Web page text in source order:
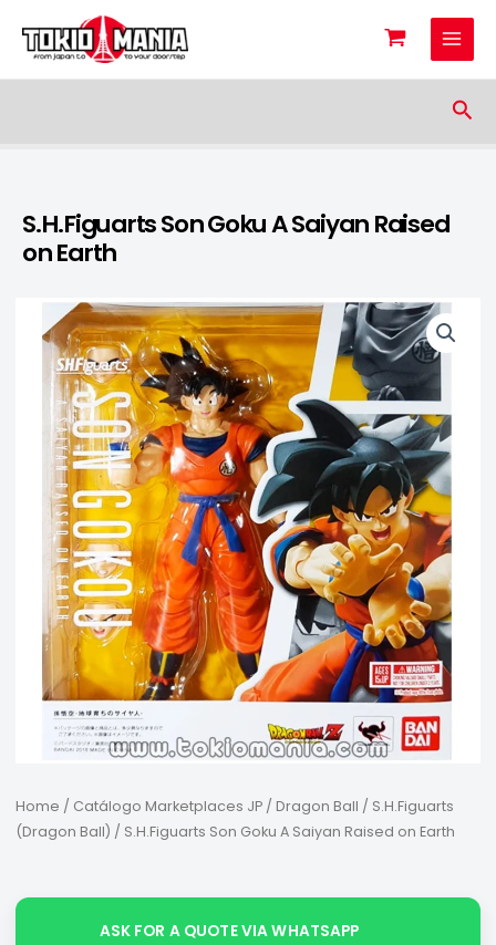
Skip to content
S.H.Figuarts Son Goku A Saiyan Raised
on Earth
Home / Catálogo Marketplaces JP/ Dragon Ball / S.H.Figuarts
(Dragon Ball) / S.H.Figuarts Son Goku A Saiyan Raised on Earth
ASK FOR A QUOTE VIA WHATSAPP